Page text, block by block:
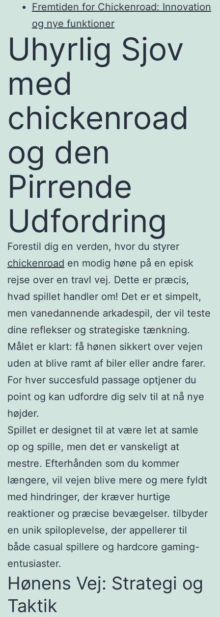
Fremtiden for Chickenroad: Innovation
og nye funktioner
Uhyrlig Sjov
med
chickenroad
og den
Pirrende
Udfordring
Forestil dig en verden, hvor du styrer
chickenroad en modig høne på en episk
rejse over en travl vej. Dette er præcis,
hvad spillet handler om! Det er et simpelt,
men vanedannende arkadespil, der vil teste
dine reflekser og strategiske tænkning.
Målet er klart: få hønen sikkert over vejen
uden at blive ramt af biler eller andre farer.
For hver succesfuld passage optjener du
point og kan udfordre dig selv til at nå nye
højder.
Spillet er designet til at være let at samle
op og spille, men det er vanskeligt at
mestre. Efterhånden som du kommer
længere, vil vejen blive mere og mere fyldt
med hindringer, der kræver hurtige
reaktioner og præcise bevægelser. tilbyder
en unik spiloplevelse, der appellerer til
både casual spillere og hardcore gaming-
entusiaster.
Hønens Vej: Strategi og
Taktik